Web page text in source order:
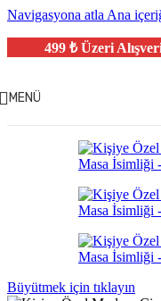
Navigasyona atla Ana
499 ₺ Üzeri
MENÜ
Büyütmek için tıklayın